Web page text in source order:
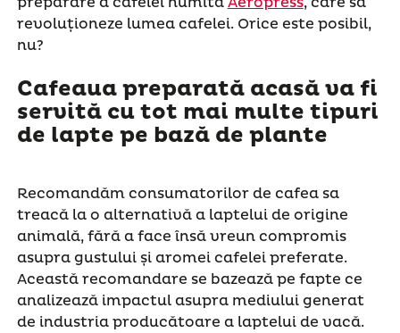
revoluționeze lumea cafelei. Orice este posibil,
nu?
Cafeaua preparată acasă va fi
servită cu tot mai multe tipuri
de lapte pe bază de plante
Recomandăm consumatorilor de cafea sa
treacă la o alternativă a laptelui de origine
animală, fără a face însă vreun compromis
asupra gustului și aromei cafelei preferate.
Această recomandare se bazează pe fapte ce
analizează impactul asupra mediului generat
de industria producătoare a laptelui de vacă.